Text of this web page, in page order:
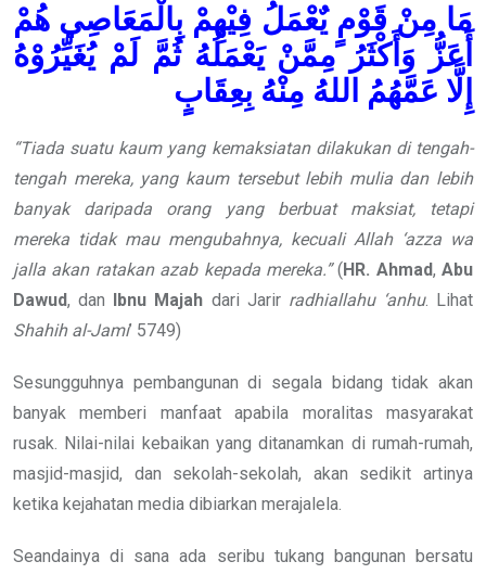
مَا مِنْ قَوْمٍ يٌعْمَلُ فِيْهِمْ بِالْمَعَاصِي هُمْ
أَعَزُّ وَأَكْثَرُ مِمَّنْ يَعْمَلُهُ ثُمَّ لَمْ يُغَيِّرُوْهُ
إِلَّا عَمَّهُمُ اللهُ مِنْهُ بِعِقَابٍ
“Tiada suatu kaum yang kemaksiatan dilakukan di tengah-
tengah mereka, yang kaum tersebut lebih mulia dan lebih
banyak daripada orang yang berbuat maksiat, tetapi
mereka tidak mau mengubahnya, kecuali Allah ‘azza wa
jalla akan ratakan azab kepada mereka.”(HR. Ahmad, Abu
Dawud, dan Ibnu Majah dari Jarir radhiallahu ‘anhu. Lihat
Shahih al-Jami’ 5749)
Sesungguhnya pembangunan di segala bidang tidak akan
banyak memberi manfaat apabila moralitas masyarakat
rusak. Nilai-nilai kebaikan yang ditanamkan di rumah-rumah,
masjid-masjid, dan sekolah-sekolah, akan sedikit artinya
ketika kejahatan media dibiarkan merajalela.
Seandainya di sana ada seribu tukang bangunan bersatu